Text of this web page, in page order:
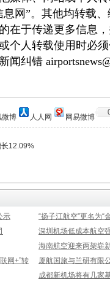
网”。其他均转载
在于传递更多信息
个人转载使用时必
纠错
微博 人人网 网易微博
12.09%
示
“扬子江航空”更名为“
深圳机场低成本航空
海南航空迎来两架崭
网+”转
厦航国旅与兰研有限
成都新机场将有几家